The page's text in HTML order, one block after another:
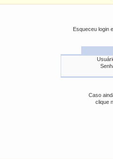
Esqueceu login
Caso
clique